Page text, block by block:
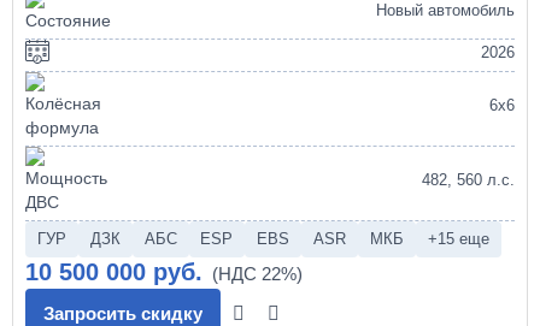
Новый автомобиль
2026
6х6
482, 560 л.с.
ГУР ДЗК АБС ESP EBS ASR МКБ +15 еще
10 500 000 руб.
Запросить скидку